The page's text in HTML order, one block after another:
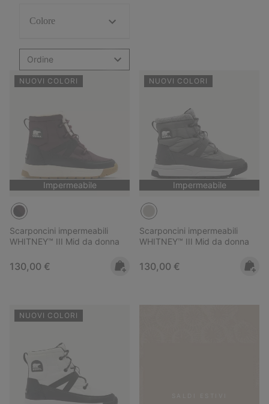
Colore
Ordine
NUOVI COLORI
Impermeabile
Scarponcini impermeabili
WHITNEY™ III Mid da donna
Regular price:
130,00 €
NUOVI COLORI
Impermeabile
Scarponcini impermeabili
WHITNEY™ III Mid da donna
Regular price:
130,00 €
NUOVI COLORI